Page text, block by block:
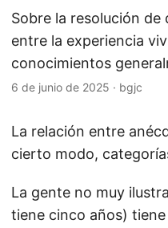
Sobre la resolución
entre la experiencia
conocimientos
6 de junio de 2025 · bgjc
La relación entre
cierto modo,
La gente no muy
tiene cinco años)